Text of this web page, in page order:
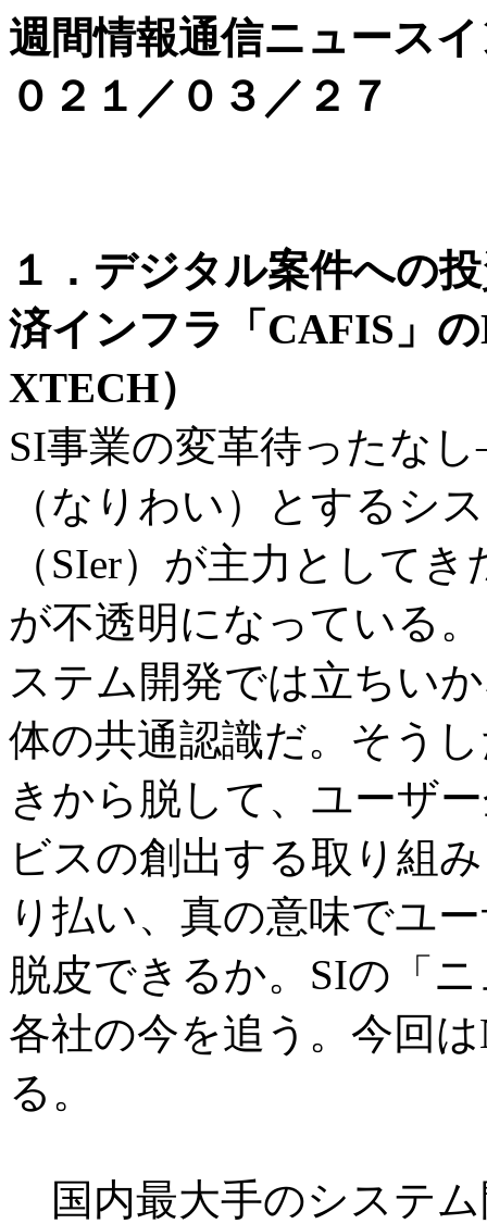
週間情報通信ニュース
０２１／０３／２７
１．デジタル案件への
済インフラ「CAFIS」
XTECH）
SI事業の変革待ったな
（なりわい）とするシ
（SIer）が主力として
が不透明になっている
ステム開発では立ちい
体の共通認識だ。そう
きから脱して、ユーザ
ビスの創出する取り組
り払い、真の意味でユ
脱皮できるか。SIの「
各社の今を追う。今回
る。
国内最大手のシステ